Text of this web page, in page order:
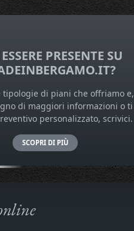
PRESENTE SU
tipologie di piani che offriamo e,
di maggiori informazioni o ti
personalizzato, scrivici.
SCOPRI DI PIÙ